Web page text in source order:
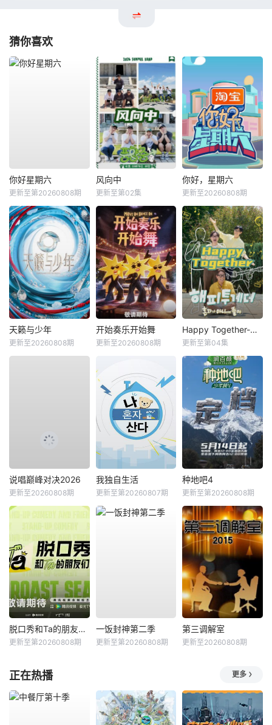
猜你喜欢
你好星期六
更新至第20260808期
风向中
更新至第02集
你好，星期六
更新至20260808期
天籁与少年
更新至20260808期
开始奏乐开始舞
更新至20260808期
Happy Together-不是一个人真好
更新至第04集
说唱巅峰对决2026
更新至20260808期
我独自生活
更新至第20260807期
种地吧4
更新至第20260808期
脱口秀和Ta的朋友们第三季
更新至第20260808期
一饭封神第二季
更新至第20260808期
第三调解室
更新至20260808期
正在热播 更多